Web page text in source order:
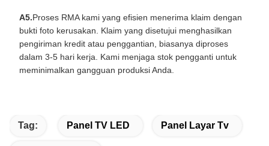
A5.Proses RMA kami yang efisien menerima klaim dengan
bukti foto kerusakan. Klaim yang disetujui menghasilkan
pengiriman kredit atau penggantian, biasanya diproses
dalam 3-5 hari kerja. Kami menjaga stok pengganti untuk
meminimalkan gangguan produksi Anda.
Tag: Panel TV LED Panel Layar Tv